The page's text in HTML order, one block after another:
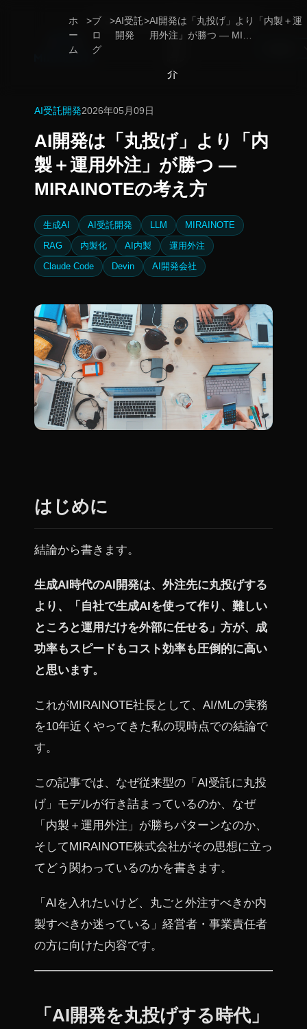
HomeServices事
例
介
ブ
ロ
NewsContact
ホ
ー
ム
ブ
ロ
グ
AI受託
開発
AI開発は「丸投げ」より「内製＋運
用外注」が勝つ — MI…
AI受託開発2026年05月09日
AI開発は「丸投げ」より「内
製＋運用外注」が勝つ —
MIRAINOTEの考え方
生成AI AI受託開発 LLM
MIRAINOTE
RAG
内製化 AI内製
運用外注
Claude Code
Devin AI開発会社
はじめに
結論から書きます。
生成AI時代のAI開発は、外注先に丸投げする
より、「自社で生成AIを使って作り、難しい
ところと運用だけを外部に任せる」方が、成
功率もスピードもコスト効率も圧倒的に高い
と思います。
これがMIRAINOTE社長として、AI/MLの実務
を10年近くやってきた私の現時点での結論で
す。
この記事では、なぜ従来型の「AI受託に丸投
げ」モデルが行き詰まっているのか、なぜ
「内製＋運用外注」が勝ちパターンなのか、
そしてMIRAINOTE株式会社がその思想に立っ
てどう関わっているのかを書きます。
「AIを入れたいけど、丸ごと外注すべきか内
製すべきか迷っている」経営者・事業責任者
の方に向けた内容です。
「AI開発を丸投げする時代」